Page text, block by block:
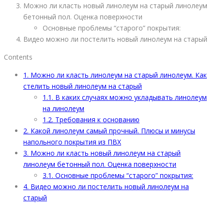
Можно ли класть новый линолеум на старый линолеум
бетонный пол. Оценка поверхности
Основные проблемы “старого” покрытия:
Видео можно ли постелить новый линолеум на старый
Contents
1. Можно ли класть линолеум на старый линолеум. Как
стелить новый линолеум на старый
1.1. В каких случаях можно укладывать линолеум
на линолеум
1.2. Требования к основанию
2. Какой линолеум самый прочный. Плюсы и минусы
напольного покрытия из ПВХ
3. Можно ли класть новый линолеум на старый
линолеум бетонный пол. Оценка поверхности
3.1. Основные проблемы “старого” покрытия:
4. Видео можно ли постелить новый линолеум на
старый